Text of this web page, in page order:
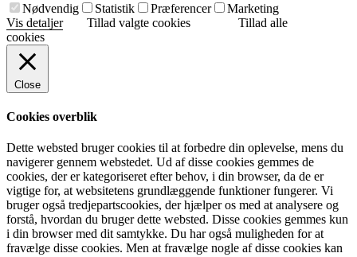
Nødvendig
Statistik Præferencer
Marketing
Vis detaljer
Tillad valgte cookies
Tillad alle
cookies
Close
Cookies overblik
Dette websted bruger cookies til at forbedre din oplevelse, mens du
navigerer gennem webstedet. Ud af disse cookies gemmes de
cookies, der er kategoriseret efter behov, i din browser, da de er
vigtige for, at websitetens grundlæggende funktioner fungerer. Vi
bruger også tredjepartscookies, der hjælper os med at analysere og
forstå, hvordan du bruger dette websted. Disse cookies gemmes kun
i din browser med dit samtykke. Du har også muligheden for at
fravælge disse cookies. Men at fravælge nogle af disse cookies kan